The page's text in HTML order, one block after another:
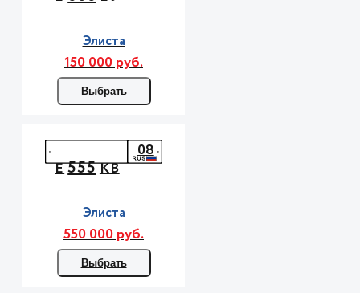
Элиста
150 000 руб.
Выбрать
Е555КВ
08
Элиста
550 000 руб.
Выбрать